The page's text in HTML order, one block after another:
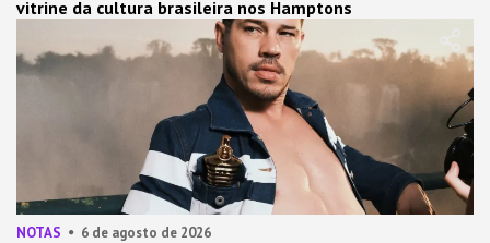
vitrine da cultura brasileira nos Hamptons
NOTAS 6 de agosto de 2026